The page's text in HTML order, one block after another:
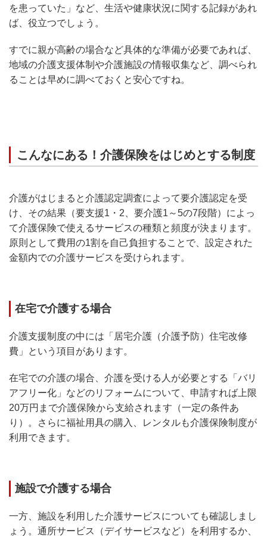
を患っていた」など、生活や健康状況に関する記録があれ
ば、役立つでしょう。
すでに親が高齢の場合など具体的な準備が必要であれば、
地域の介護支援体制や介護施設の情報収集など、調べられ
ることは早めに調べておくと安心ですね。
こんなにある！介護保険をはじめとする制度
介護がはじまると介護認定調査によって要介護認定を受
け、その結果（要支援1・2、要介護1～5の7段階）によっ
て介護保険で使えるサービスの種類と頻度が決まります。
原則として費用の1割を自己負担することで、設定された
金額内での介護サービスを受けられます。
在宅で介護する場合
介護支援制度の中には「居宅介護（介護予防）住宅改修
費」という項目があります。
在宅での介護の場合、介護を受ける人が必要とする「バリ
アフリー化」などのリフォームについて、申請すれば上限
20万円まで介護保険から支給されます（一定の条件あ
り）。さらに福祉用具の購入、レンタルも介護保険制度が
利用できます。
施設で介護する場合
一方、施設を利用した介護サービスについても確認しまし
ょう。通所サービス（デイサービスなど）を利用するか、